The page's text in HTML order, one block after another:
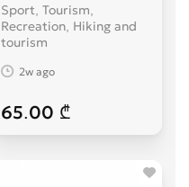
Sport, Tourism,
Recreation, Hiking and
tourism
2w ago
65.00 ₾